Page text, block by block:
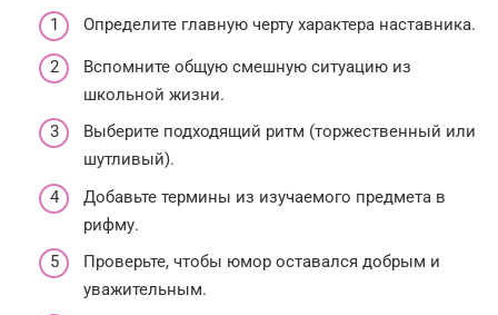
Определите главную черту характера наставника.
Вспомните общую смешную ситуацию из
школьной жизни.
Выберите подходящий ритм (торжественный или
шутливый).
Добавьте термины из изучаемого предмета в
рифму.
Проверьте, чтобы юмор оставался добрым и
уважительным.